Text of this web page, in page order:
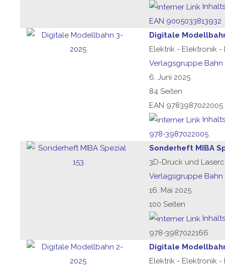
EAN 9005033813932
Digitale
Elektrik - Elektronik
Verlagsgruppe Bahn
6. Juni 2025
84 Seiten
EAN 9783987022005
978-3987022005
Sonderheft MIBA
3D-Druck und
Verlagsgruppe Bahn
16. Mai 2025
100 Seiten
978-3987022166
Digitale
Elektrik - Elektronik